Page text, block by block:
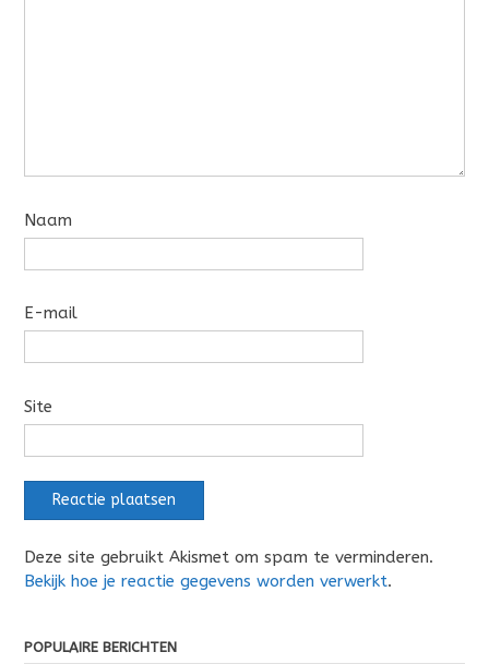
Naam
E-mail
Site
Deze site gebruikt Akismet om spam te verminderen.
Bekijk hoe je reactie gegevens worden verwerkt.
POPULAIRE BERICHTEN